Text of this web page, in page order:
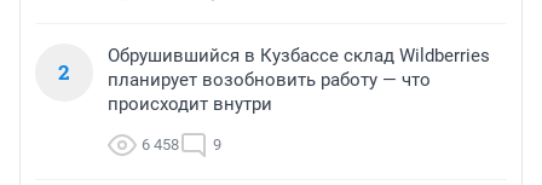
2
Обрушившийся в Кузбассе склад Wildberries
планирует возобновить работу — что
происходит внутри
6 458 9